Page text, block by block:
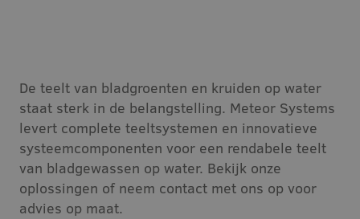
Projecten & updates
Vacatures
Contact
De teelt van bladgroenten en kruiden op water
staat sterk in de belangstelling. Meteor Systems
levert complete teeltsystemen en innovatieve
systeemcomponenten voor een rendabele teelt
van bladgewassen op water. Bekijk onze
oplossingen of neem contact met ons op voor
advies op maat.